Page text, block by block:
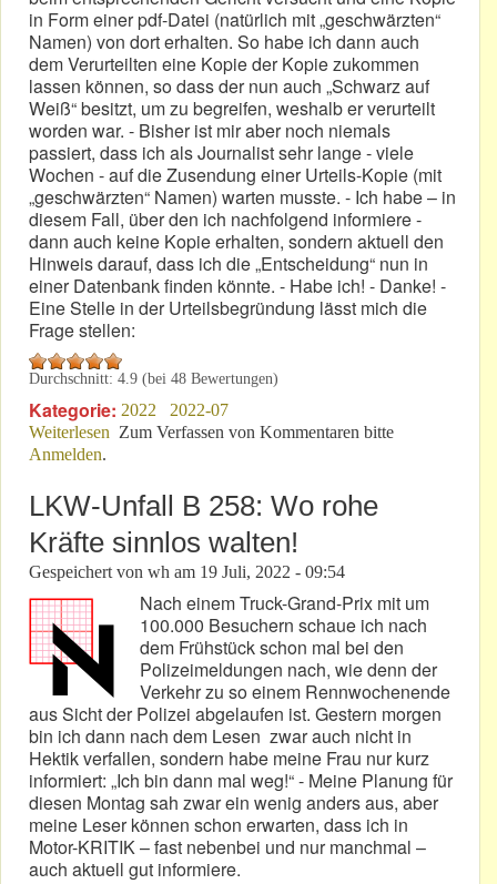
in Form einer pdf-Datei (natürlich mit „geschwärzten“
Namen) von dort erhalten. So habe ich dann auch
dem Verurteilten eine Kopie der Kopie zukommen
lassen können, so dass der nun auch „Schwarz auf
Weiß“ besitzt, um zu begreifen, weshalb er verurteilt
worden war. - Bisher ist mir aber noch niemals
passiert, dass ich als Journalist sehr lange - viele
Wochen - auf die Zusendung einer Urteils-Kopie (mit
„geschwärzten“ Namen) warten musste. - Ich habe – in
diesem Fall, über den ich nachfolgend informiere -
dann auch keine Kopie erhalten, sondern aktuell den
Hinweis darauf, dass ich die „Entscheidung“ nun in
einer Datenbank finden könnte. - Habe ich! - Danke! -
Eine Stelle in der Urteilsbegründung lässt mich die
Frage stellen:
Durchschnitt: 4.9 (bei 48 Bewertungen)
Kategorie: 2022
2022-07
Weiterlesen über Der DMSB nach einem OLG-Urteil nun „stehend
Zum Verfassen von Kommentaren bitte
Anmelden.
LKW-Unfall B 258: Wo rohe
Kräfte sinnlos walten!
Gespeichert von wh am 19 Juli, 2022 - 09:54
Nach einem Truck-Grand-Prix mit um
100.000 Besuchern schaue ich nach
dem Frühstück schon mal bei den
Polizeimeldungen nach, wie denn der
Verkehr zu so einem Rennwochenende
aus Sicht der Polizei abgelaufen ist. Gestern morgen
bin ich dann nach dem Lesen zwar auch nicht in
Hektik verfallen, sondern habe meine Frau nur kurz
informiert: „Ich bin dann mal weg!“ - Meine Planung für
diesen Montag sah zwar ein wenig anders aus, aber
meine Leser können schon erwarten, dass ich in
Motor-KRITIK – fast nebenbei und nur manchmal –
auch aktuell gut informiere.